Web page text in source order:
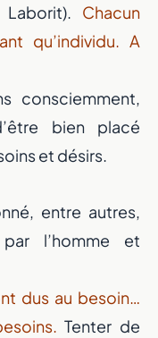
Laborit). Chacun
qu’individu. A
consciemment,
bien placé
et désirs.
entre autres,
l’homme et
dus au besoin…
Tenter de